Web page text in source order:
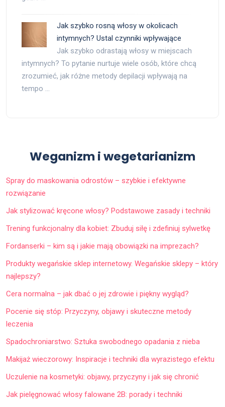
Jak szybko rosną włosy w okolicach
intymnych? Ustal czynniki wpływające
Jak szybko odrastają włosy w miejscach
intymnych? To pytanie nurtuje wiele osób, które chcą
zrozumieć, jak różne metody depilacji wpływają na
tempo …
Weganizm i wegetarianizm
Spray do maskowania odrostów – szybkie i efektywne
rozwiązanie
Jak stylizować kręcone włosy? Podstawowe zasady i techniki
Trening funkcjonalny dla kobiet: Zbuduj siłę i zdefiniuj sylwetkę
Fordanserki – kim są i jakie mają obowiązki na imprezach?
Produkty wegańskie sklep internetowy. Wegańskie sklepy – który
najlepszy?
Cera normalna – jak dbać o jej zdrowie i piękny wygląd?
Pocenie się stóp: Przyczyny, objawy i skuteczne metody
leczenia
Spadochroniarstwo: Sztuka swobodnego opadania z nieba
Makijaż wieczorowy: Inspiracje i techniki dla wyrazistego efektu
Uczulenie na kosmetyki: objawy, przyczyny i jak się chronić
Jak pielęgnować włosy falowane 2B: porady i techniki